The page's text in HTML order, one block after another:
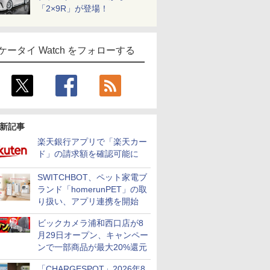
「2×9R」が登場！
ータイ Watch をフォローする
記事
楽天銀行アプリで「楽天カー
ド」の請求額を確認可能に
SWITCHBOT、ペット家電ブ
ランド「homerunPET」の取
り扱い、アプリ連携を開始
ビックカメラ浦和西口店が8
月29日オープン、キャンペー
ンで一部商品が最大20%還元